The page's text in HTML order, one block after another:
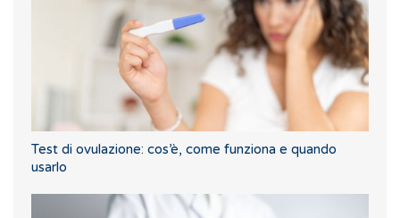
Test di ovulazione: cos’è, come funziona e quando
usarlo